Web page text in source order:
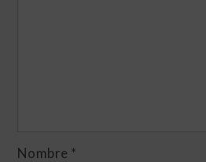
Nombre *